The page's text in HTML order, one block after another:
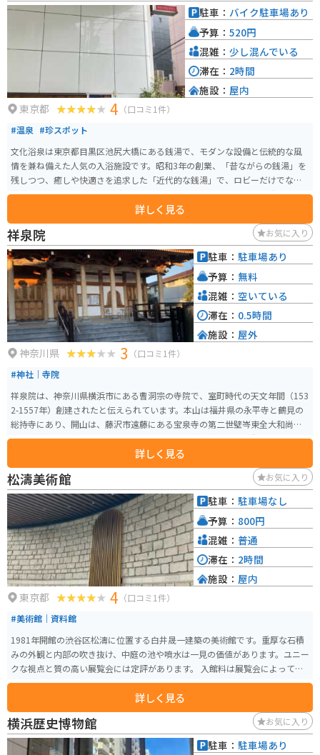
す。
東京都 4 （口コミ1件）
#温泉 #珍スポット
文化浴泉は東京都目黒区池尻大橋にある銭湯で、モダンな設備と伝統的な風
情を兼ね備えた人気の入浴施設です。昭和3年の創業、「昔ながらの銭湯」を
残しつつ、癒しや快適さを追求した「近代的な銭湯」で、ロビーだけでなく
浴槽内にもジャズのBGMが流れています。他にはない上質な空間が広がる銭
湯で、新たに導入したnano湯や軟水湯など、より銭湯を楽しめる施設となっ
ています。 館内にはサウナや露天風呂、水風呂など、多彩な入浴設備が整っ
ており、特にサウナは98度と本格的な高温で楽しめます。ロウリュもできる
ため、サウナ好きにも好評です。清潔な施設内とフレンドリーなスタッフの
対応も高く評価されており、リラックスしたひと時を過ごすのに最適です。
詳しく見る
駐車： バイク駐車場あり
予算： 520円
混雑： 少し混んでいる
滞在： 2時間
施設： 屋内
祥泉院 お気に入り
神奈川県 3 （口コミ1件）
#神社｜寺院
祥泉院は、神奈川県横浜市にある曹洞宗の寺院で、室町時代の天文年間（153
2-1557年）創建されたと伝えられています。本山は福井県の永平寺と鶴見の
総持寺にあり、開山は、藤沢市遠藤にある宝泉寺の第二世壁岑東全大和尚
で、開基は足利家によると伝えられています。 祥泉院は、関東観音霊場の一
つとしても知られており、地鎮祭、家祓い、神葬祭、安産祈願、初宮詣、厄
除け祈願、七五三、人形祭、車祓いなど、様々な神事や行事を行っています。
境内には「防人の歌」が刻まれた歌碑や、四季の風景を楽しむことができま
す。定期的に観音写経会や座禅会などのイベントも行われています。
詳しく見る
駐車： 駐車場あり
予算： 無料
混雑： 空いている
滞在： 0.5時間
施設： 屋外
松濤美術館 お気に入り
東京都 4 （口コミ1件）
#美術館｜資料館
1981年開館の渋谷区松濤に位置する白井晟一建築の美術館です。重厚な石積
みの外観と内部の吹き抜け、中庭の池や噴水は一見の価値があります。ユニー
クな視点と質の高い展覧会には定評があります。 入館料は展覧会によって異
なる料金となっています。
詳しく見る
駐車： 駐車場なし
予算： 800円
混雑： 普通
滞在： 2時間
施設： 屋内
横浜歴史博物館 お気に入り
駐車： 駐車場あり